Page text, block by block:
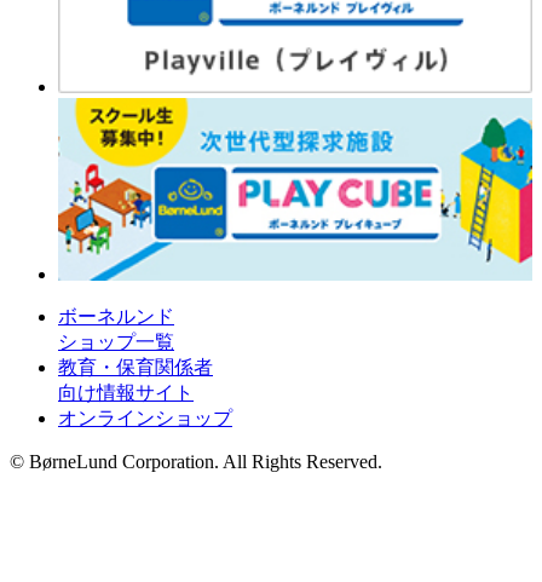
ボーネルンド
ショップ一覧
教育・保育関係者
向け情報サイト
オンラインショップ
© BørneLund Corporation. All Rights Reserved.